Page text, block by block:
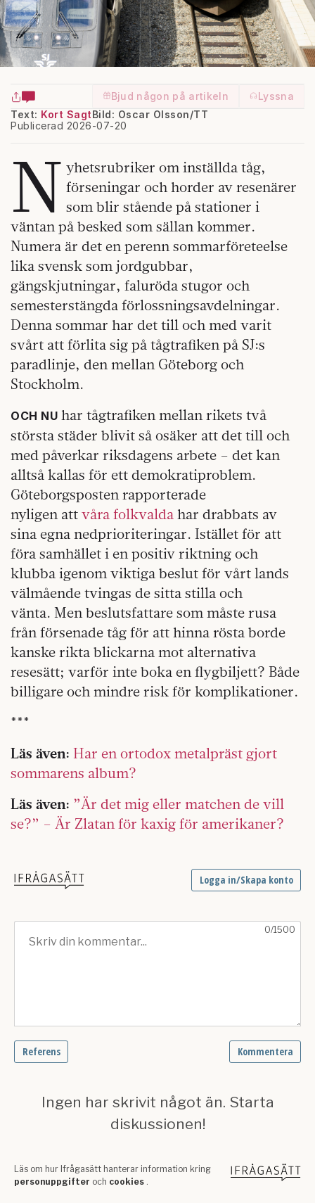
Bjud någon på artikeln
Lyssna
Text: Kort Sagt
Publicerad 2026-07-20
Bild: Oscar Olsson/TT
N yhetsrubriker om inställda tåg,
förseningar och horder av resenärer
som blir stående på stationer i
väntan på besked som sällan kommer.
Numera är det en perenn sommarföreteelse
lika svensk som jordgubbar,
gängskjutningar, faluröda stugor och
semesterstängda förlossningsavdelningar.
Denna sommar har det till och med varit
svårt att förlita sig på tågtrafiken på SJ:s
paradlinje, den mellan Göteborg och
Stockholm.
OCH NU har tågtrafiken mellan rikets två
största städer blivit så osäker att det till och
med påverkar riksdagens arbete – det kan
alltså kallas för ett demokratiproblem.
Göteborgsposten rapporterade
nyligen att våra folkvalda har drabbats av
sina egna nedprioriteringar. Istället för att
föra samhället i en positiv riktning och
klubba igenom viktiga beslut för vårt lands
välmående tvingas de sitta stilla och
vänta. Men beslutsfattare som måste rusa
från försenade tåg för att hinna rösta borde
kanske rikta blickarna mot alternativa
resesätt; varför inte boka en flygbiljett? Både
billigare och mindre risk för komplikationer.
***
Läs även: Har en ortodox metalpräst gjort
sommarens album?
Läs även: ”Är det mig eller matchen de vill
se?” – Är Zlatan för kaxig för amerikaner?